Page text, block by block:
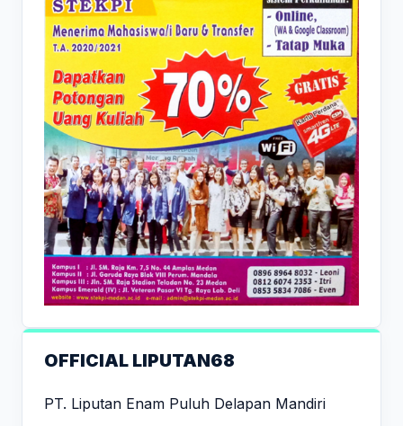
OFFICIAL LIPUTAN68
PT. Liputan Enam Puluh Delapan Mandiri